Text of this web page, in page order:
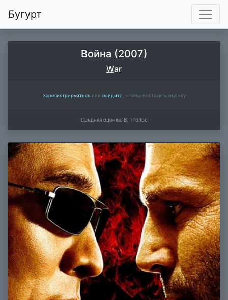
Бугурт
Война (2007)
War
Зарегистрируйтесьили войдите , чтобы поставить оценку
Средняя оценка: 8 1 голос